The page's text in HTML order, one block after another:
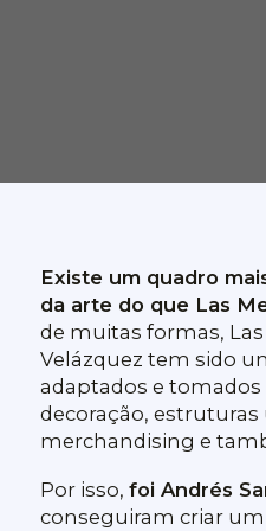
Existe um quadro
da arte do que Las
de muitas formas,
Velázquez tem sido
adaptados e
decoração,
merchandising e
Por isso,foi Andrés
conseguiram criar